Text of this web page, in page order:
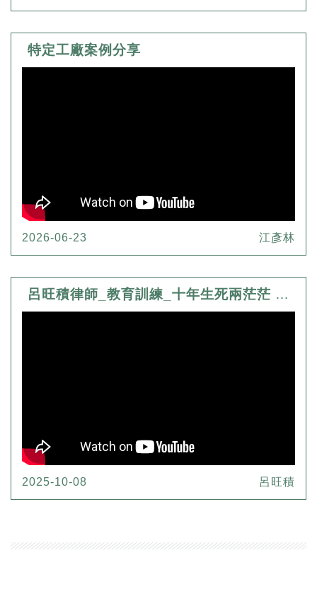
特定工廠案例分享
2026-06-23 江彥林
呂旺積律師_教育訓練_十年生死兩茫茫 阿旺律師陪您渡
2025-10-08 呂旺積